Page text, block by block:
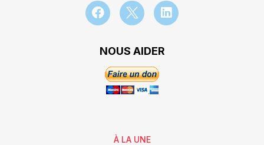
NOUS AIDER
À LA UNE